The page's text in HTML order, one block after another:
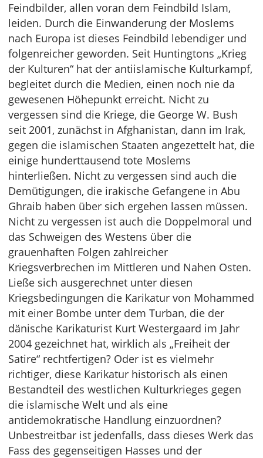
Feindbilder, allen voran dem Feindbild Islam,
leiden. Durch die Einwanderung der Moslems
nach Europa ist dieses Feindbild lebendiger und
folgenreicher geworden. Seit Huntingtons „Krieg
der Kulturen“ hat der antiislamische Kulturkampf,
begleitet durch die Medien, einen noch nie da
gewesenen Höhepunkt erreicht. Nicht zu
vergessen sind die Kriege, die George W. Bush
seit 2001, zunächst in Afghanistan, dann im Irak,
gegen die islamischen Staaten angezettelt hat, die
einige hunderttausend tote Moslems
hinterließen. Nicht zu vergessen sind auch die
Demütigungen, die irakische Gefangene in Abu
Ghraib haben über sich ergehen lassen müssen.
Nicht zu vergessen ist auch die Doppelmoral und
das Schweigen des Westens über die
grauenhaften Folgen zahlreicher
Kriegsverbrechen im Mittleren und Nahen Osten.
Ließe sich ausgerechnet unter diesen
Kriegsbedingungen die Karikatur von Mohammed
mit einer Bombe unter dem Turban, die der
dänische Karikaturist Kurt Westergaard im Jahr
2004 gezeichnet hat, wirklich als „Freiheit der
Satire“ rechtfertigen? Oder ist es vielmehr
richtiger, diese Karikatur historisch als einen
Bestandteil des westlichen Kulturkrieges gegen
die islamische Welt und als eine
antidemokratische Handlung einzuordnen?
Unbestreitbar ist jedenfalls, dass dieses Werk das
Fass des gegenseitigen Hasses und der